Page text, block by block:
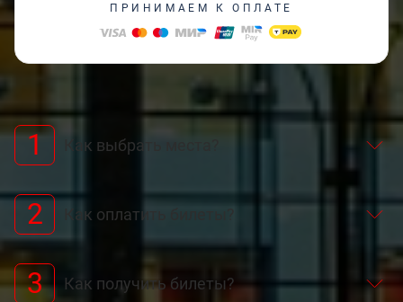
ПРИНИМАЕМ К ОПЛАТЕ
1 Как выбрать места?
2 Как оплатить билеты?
3 Как получить билеты?